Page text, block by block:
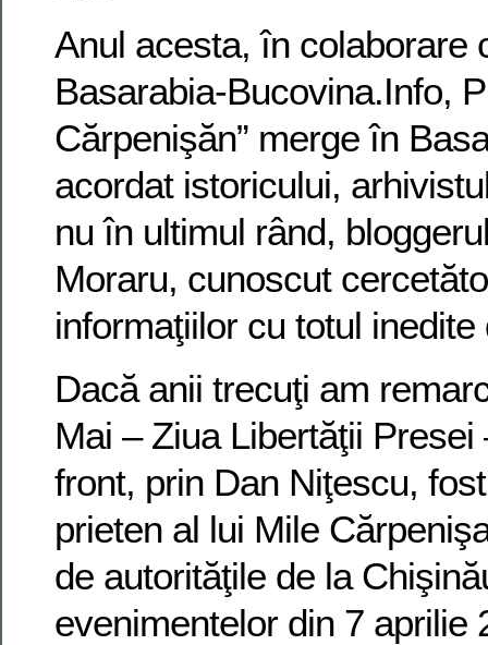
Anul acesta, în colaborare
Basarabia-Bucovina.Info,
Cărpenişăn” merge în
acordat istoricului,
nu în ultimul rând,
Moraru, cunoscut
informaţiilor cu totul
Dacă anii trecuţi am
Mai – Ziua Libertăţii
front, prin Dan Niţescu,
prieten al lui Mile
de autorităţile de la
evenimentelor din 7 aprilie